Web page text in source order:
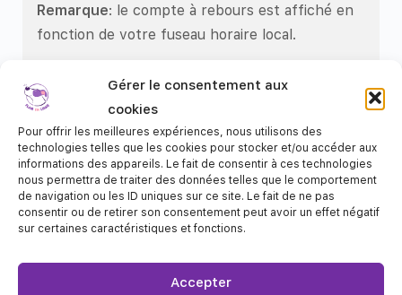
Gérer le consentement aux
cookies
Pour offrir les meilleures expériences, nous utilisons des
technologies telles que les cookies pour stocker et/ou accéder aux
informations des appareils. Le fait de consentir à ces technologies
nous permettra de traiter des données telles que le comportement
de navigation ou les ID uniques sur ce site. Le fait de ne pas
consentir ou de retirer son consentement peut avoir un effet négatif
sur certaines caractéristiques et fonctions.
Accepter
Remarque: le compte à rebours est affiché en
fonction de votre fuseau horaire local.
Rejoindre la réunion via l'application Zoom
Inscrivez-vous via votre navigateur web